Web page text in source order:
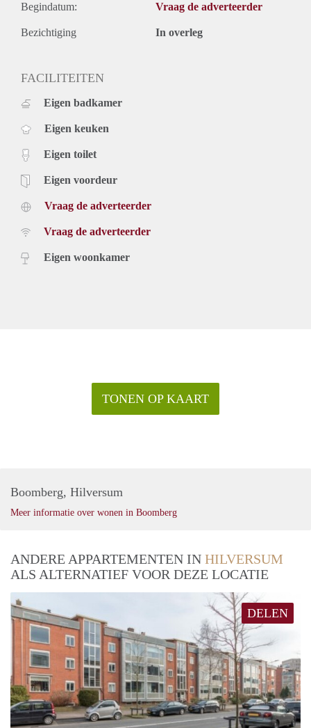
Begindatum: Vraag de adverteerder
Bezichtiging In overleg
FACILITEITEN
Eigen badkamer
Eigen keuken
Eigen toilet
Eigen voordeur
Vraag de adverteerder
Vraag de adverteerder
Eigen woonkamer
TONEN OP KAART
Boomberg, Hilversum
Meer informatie over wonen in Boomberg
ANDERE APPARTEMENTEN IN HILVERSUM
ALS ALTERNATIEF VOOR DEZE LOCATIE
DELEN